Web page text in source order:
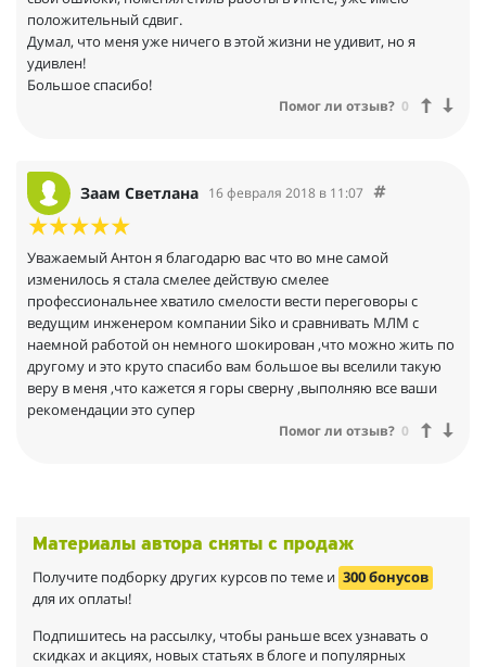
положительный сдвиг.
Думал, что меня уже ничего в этой жизни не удивит, но я
удивлен!
Большое спасибо!
Помог ли отзыв? 0
Заам Светлана 16 февраля 2018 в 11:07
Уважаемый Антон я благодарю вас что во мне самой
изменилось я стала смелее действую смелее
профессиональнее хватило смелости вести переговоры с
ведущим инженером компании Siko и сравнивать МЛМ с
наемной работой он немного шокирован ,что можно жить по
другому и это круто спасибо вам большое вы вселили такую
веру в меня ,что кажется я горы сверну ,выполняю все ваши
рекомендации это супер
Помог ли отзыв? 0
Материалы автора сняты с продаж
Получите подборку других курсов по теме и 300 бонусов
для их оплаты!
Подпишитесь на рассылку, чтобы раньше всех узнавать о
скидках и акциях, новых статьях в блоге и популярных